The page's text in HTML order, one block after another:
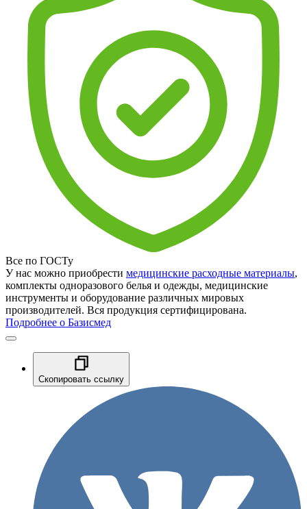
Все по ГОСТу
У нас можно приобрести медицинские расходные материалы,
комплекты одноразового белья и одежды, медицинские
инструменты и оборудование различных мировых
производителей. Вся продукция сертифицирована.
Подробнее о Базисмед
Скопировать ссылку